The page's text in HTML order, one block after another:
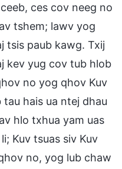
ces cov neeg no
tshem; lawv yog
tsis paub kawg. Txij
kev yug cov tub hlob
no yog qhov Kuv
hais ua ntej dhau
hlo txhua yam uas
Kuv tsuas siv Kuv
no, yog lub chaw